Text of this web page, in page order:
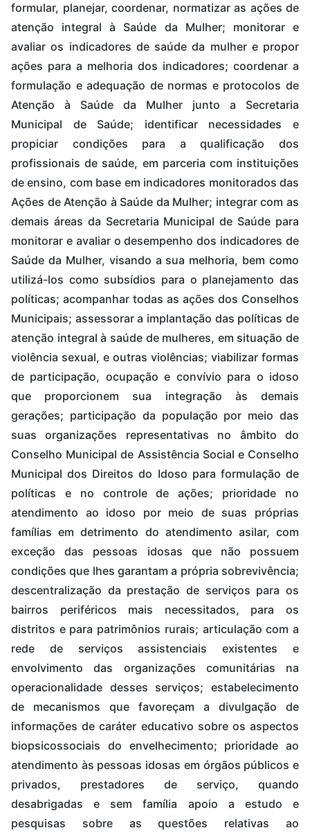
formular, planejar, coordenar, normatizar as ações de
atenção integral à Saúde da Mulher; monitorar e
avaliar os indicadores de saúde da mulher e propor
ações para a melhoria dos indicadores; coordenar a
formulação e adequação de normas e protocolos de
Atenção à Saúde da Mulher junto a Secretaria
Municipal de Saúde; identificar necessidades e
propiciar condições para a qualificação dos
profissionais de saúde, em parceria com instituições
de ensino, com base em indicadores monitorados das
Ações de Atenção à Saúde da Mulher; integrar com as
demais áreas da Secretaria Municipal de Saúde para
monitorar e avaliar o desempenho dos indicadores de
Saúde da Mulher, visando a sua melhoria, bem como
utilizá-los como subsídios para o planejamento das
políticas; acompanhar todas as ações dos Conselhos
Municipais; assessorar a implantação das políticas de
atenção integral à saúde de mulheres, em situação de
violência sexual, e outras violências; viabilizar formas
de participação, ocupação e convívio para o idoso
que proporcionem sua integração às demais
gerações; participação da população por meio das
suas organizações representativas no âmbito do
Conselho Municipal de Assistência Social e Conselho
Municipal dos Direitos do Idoso para formulação de
políticas e no controle de ações; prioridade no
atendimento ao idoso por meio de suas próprias
famílias em detrimento do atendimento asilar, com
exceção das pessoas idosas que não possuem
condições que lhes garantam a própria sobrevivência;
descentralização da prestação de serviços para os
bairros periféricos mais necessitados, para os
distritos e para patrimônios rurais; articulação com a
rede de serviços assistenciais existentes e
envolvimento das organizações comunitárias na
operacionalidade desses serviços; estabelecimento
de mecanismos que favoreçam a divulgação de
informações de caráter educativo sobre os aspectos
biopsicossociais do envelhecimento; prioridade ao
atendimento às pessoas idosas em órgãos públicos e
privados, prestadores de serviço, quando
desabrigadas e sem família apoio a estudo e
pesquisas sobre as questões relativas ao